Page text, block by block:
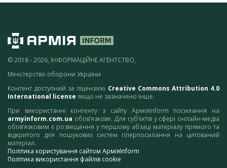
© 2018 - 2026, ІНФОРМАЦІЙНЕ АГЕНТСТВО,
Міністерство оборони України
Контент доступний за ліцензією Creative Commons Attribution 4.0
International license якщо не зазначено інше.
При використанні контенту з сайту АрміяInform посилання на
armyinform.com.ua обов’язкове. Для суб’єктів у сфері онлайн-медіа
обов’язковим є розміщення у першому абзаці матеріалу прямого та
відкритого для пошукових систем гіперпосилання на цитований
матеріал.
Політика користування сайтом АрміяInform
Політика використання файлів cookie